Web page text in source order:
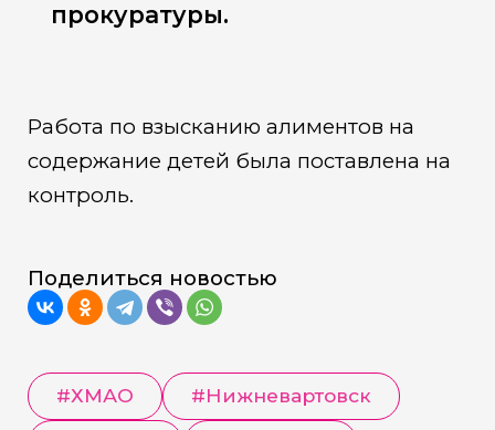
прокуратуры.
Работа по взысканию алиментов на
содержание детей была поставлена на
контроль.
Поделиться новостью
#ХМАО #Нижневартовск